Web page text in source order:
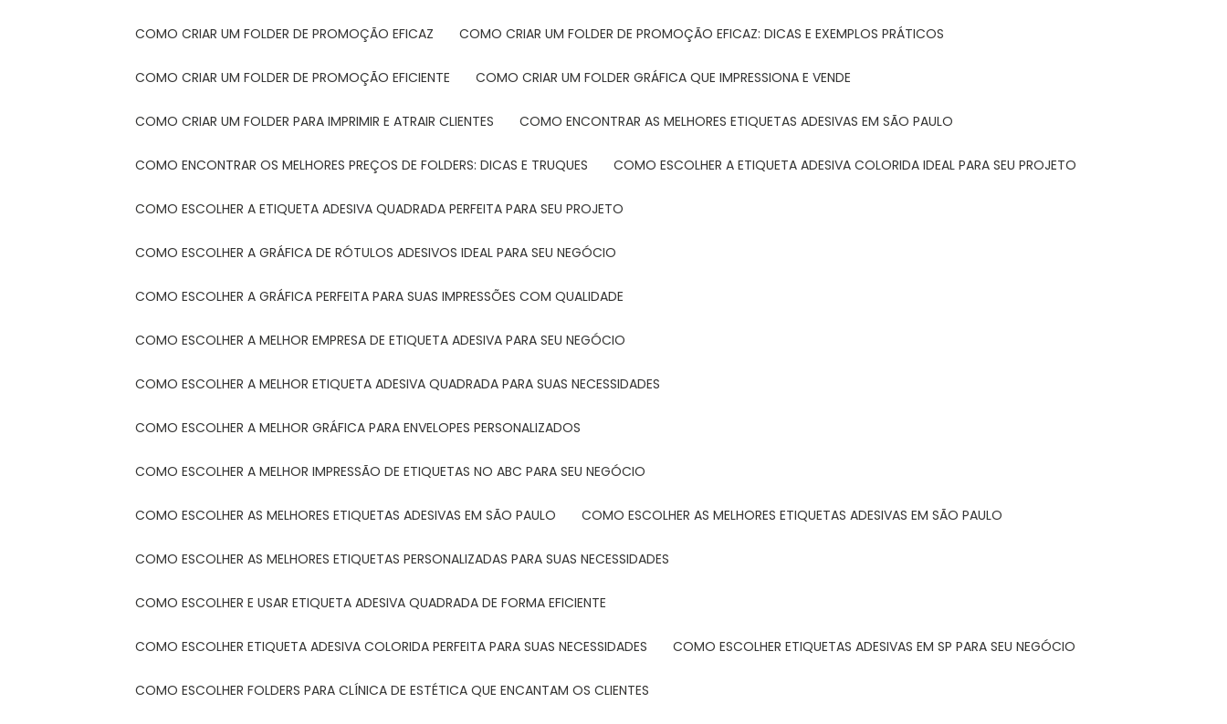
COMO CRIAR UM FOLDER DE PROMOÇÃO EFICAZ COMO CRIAR UM FOLDER DE PROMOÇÃO EFICAZ: DICAS E EXEMPLOS PRÁTICOS
COMO CRIAR UM FOLDER DE PROMOÇÃO EFICIENTE COMO CRIAR UM FOLDER GRÁFICA QUE IMPRESSIONA E VENDE
COMO CRIAR UM FOLDER PARA IMPRIMIR E ATRAIR CLIENTES COMO ENCONTRAR AS MELHORES ETIQUETAS ADESIVAS EM SÃO PAULO
COMO ENCONTRAR OS MELHORES PREÇOS DE FOLDERS: DICAS E TRUQUES COMO ESCOLHER A ETIQUETA ADESIVA COLORIDA IDEAL PARA SEU PROJETO
COMO ESCOLHER A ETIQUETA ADESIVA QUADRADA PERFEITA PARA SEU PROJETO
COMO ESCOLHER A GRÁFICA DE RÓTULOS ADESIVOS IDEAL PARA SEU NEGÓCIO
COMO ESCOLHER A GRÁFICA PERFEITA PARA SUAS IMPRESSÕES COM QUALIDADE
COMO ESCOLHER A MELHOR EMPRESA DE ETIQUETA ADESIVA PARA SEU NEGÓCIO
COMO ESCOLHER A MELHOR ETIQUETA ADESIVA QUADRADA PARA SUAS NECESSIDADES
COMO ESCOLHER A MELHOR GRÁFICA PARA ENVELOPES PERSONALIZADOS
COMO ESCOLHER A MELHOR IMPRESSÃO DE ETIQUETAS NO ABC PARA SEU NEGÓCIO
COMO ESCOLHER AS MELHORES ETIQUETAS ADESIVAS EM SÃO PAULO COMO ESCOLHER AS MELHORES ETIQUETAS ADESIVAS EM SÃO PAULO
COMO ESCOLHER AS MELHORES ETIQUETAS PERSONALIZADAS PARA SUAS NECESSIDADES
COMO ESCOLHER E USAR ETIQUETA ADESIVA QUADRADA DE FORMA EFICIENTE
COMO ESCOLHER ETIQUETA ADESIVA COLORIDA PERFEITA PARA SUAS NECESSIDADES COMO ESCOLHER ETIQUETAS ADESIVAS EM SP PARA SEU NEGÓCIO
COMO ESCOLHER FOLDERS PARA CLÍNICA DE ESTÉTICA QUE ENCANTAM OS CLIENTES